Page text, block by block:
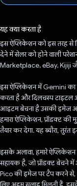
यह क्या करता है
इस ऐप्लिकेशन को इस तरह से
देने में सेलर को होने वाली
Marketplace, eBay, Kijiji
इस ऐप्लिकेशन में Gemini का
करता है और दिलचस्प
आइटम बेचना है उसकी इमेज
हमारा ऐप्लिकेशन, प्रॉडक्ट
तैयार कर देगा. यह ब्यौरा,
इसके अलावा, हमारे
सहायक है, जो प्रॉडक्ट बेचने
Pico की इमेज पर टैप करने से,